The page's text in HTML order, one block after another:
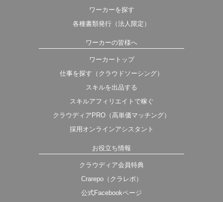
ワーカーを探す
各種書類発行（法人限定）
ワーカーの皆様へ
ワーカートップ
仕事を探す（クラウドソーシング）
スキルを出品する
スキルアフィリエイトで稼ぐ
クラウディアPRO（高単価マッチング）
採用オンラインアシスタント
お役立ち情報
クラウディア会員特典
Crarepo（クラレポ）
公式Facebookページ